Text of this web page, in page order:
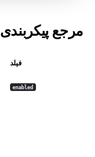
مرجع پیکربندی
فیلد
enabled